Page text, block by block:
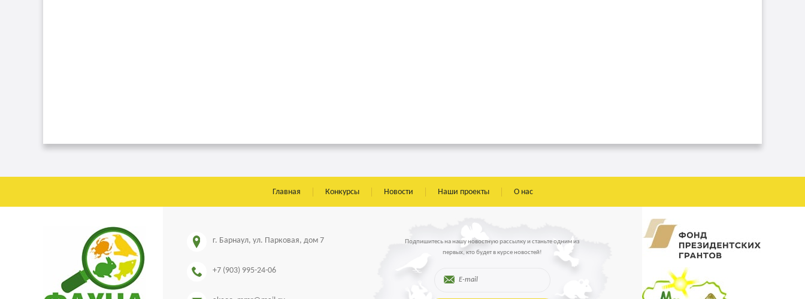
Главная Конкурсы Новости Наши проекты О нас
г. Барнаул, ул. Парковая, дом 7
+7 (903) 995-24-06
Подпишитесь на нашу новостную рассылку и станьте одним из
первых, кто будет в курсе новостей!